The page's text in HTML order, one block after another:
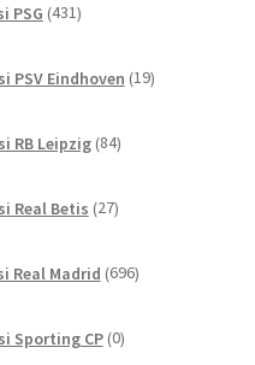
PSG 431izdelkov
PSV Eindhoven 19izdelkov
RB Leipzig 84izdelkov
Real Betis 27izdelkov
Real Madrid 696izdelkov
Sporting CP 0izdelkov